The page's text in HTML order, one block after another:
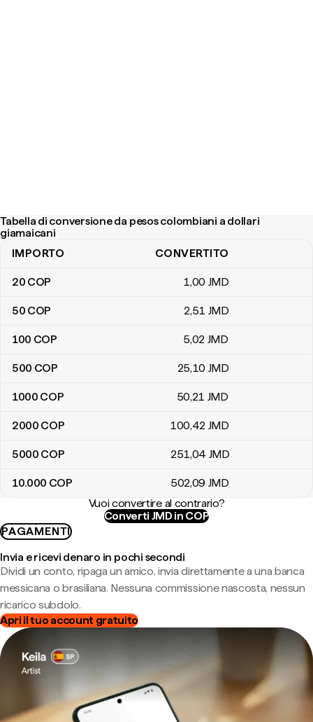
Tabella di conversione da pesos colombiani a dollari
giamaicani
Tabella di conversione da pesos colombiani a dollari giamaicani
IMPORTO CONVERTITO
20 COP 1,00 JMD
50 COP 2,51 JMD
100 COP 5,02 JMD
500 COP 25,10 JMD
1000 COP 50,21 JMD
2000 COP 100,42 JMD
5000 COP 251,04 JMD
10.000 COP 502,09 JMD
Vuoi convertire al contrario?
Converti JMD in COP
PAGAMENTI
Invia e ricevi denaro in pochi secondi
Dividi un conto, ripaga un amico, invia direttamente a una banca
messicana o brasiliana. Nessuna commissione nascosta, nessun
ricarico subdolo.
Apri il tuo account gratuito